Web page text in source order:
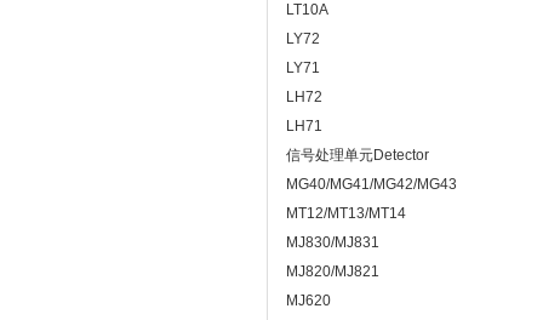
LT10A
LY72
LY71
LH72
LH71
信号处理单元Detector
MG40/MG41/MG42/MG43
MT12/MT13/MT14
MJ830/MJ831
MJ820/MJ821
MJ620